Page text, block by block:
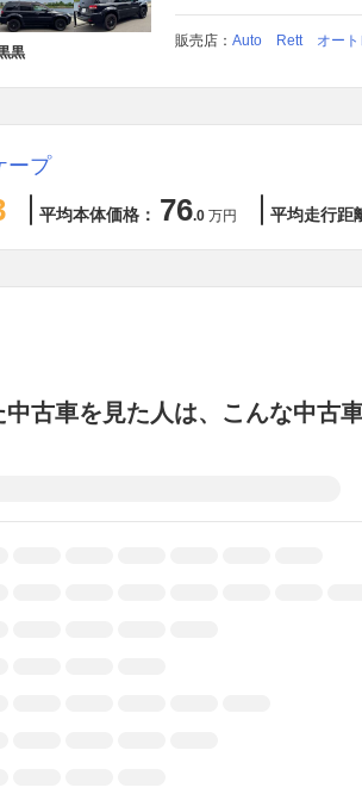
黒
販売店： Auto Rett オート
ープ
平均本体価格： 76.0 万円 平均走行距
古車を見た人は、こんな中古